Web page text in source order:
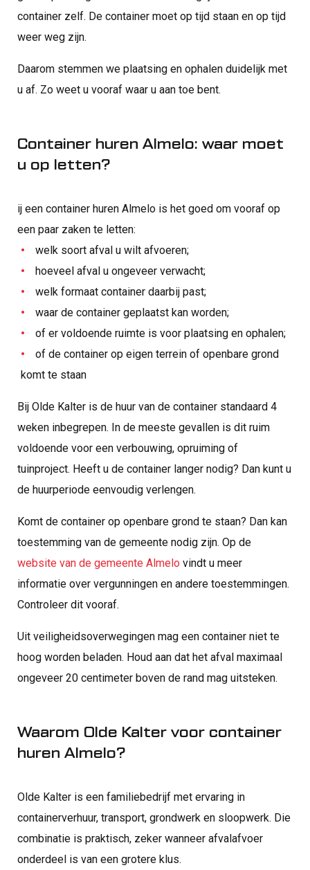
container zelf. De container moet op tijd staan en op tijd
weer weg zijn.
Daarom stemmen we plaatsing en ophalen duidelijk met
u af. Zo weet u vooraf waar u aan toe bent.
Container huren Almelo: waar moet
u op letten?
ij een container huren Almelo is het goed om vooraf op
een paar zaken te letten:
welk soort afval u wilt afvoeren;
hoeveel afval u ongeveer verwacht;
welk formaat container daarbij past;
waar de container geplaatst kan worden;
of er voldoende ruimte is voor plaatsing en ophalen;
of de container op eigen terrein of openbare grond
komt te staan
Bij Olde Kalter is de huur van de container standaard 4
weken inbegrepen. In de meeste gevallen is dit ruim
voldoende voor een verbouwing, opruiming of
tuinproject. Heeft u de container langer nodig? Dan kunt u
de huurperiode eenvoudig verlengen.
Komt de container op openbare grond te staan? Dan kan
toestemming van de gemeente nodig zijn. Op de
website van de gemeente Almelo vindt u meer
informatie over vergunningen en andere toestemmingen.
Controleer dit vooraf.
Uit veiligheidsoverwegingen mag een container niet te
hoog worden beladen. Houd aan dat het afval maximaal
ongeveer 20 centimeter boven de rand mag uitsteken.
Waarom Olde Kalter voor container
huren Almelo?
Olde Kalter is een familiebedrijf met ervaring in
containerverhuur, transport, grondwerk en sloopwerk. Die
combinatie is praktisch, zeker wanneer afvalafvoer
onderdeel is van een grotere klus.